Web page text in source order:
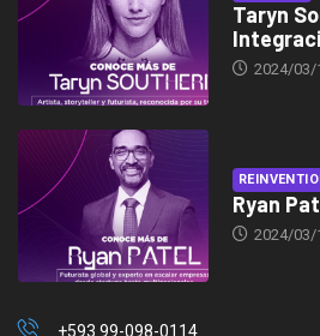
Taryn
2024/03/
Ryan
2024/03/
+593 99-098-0114